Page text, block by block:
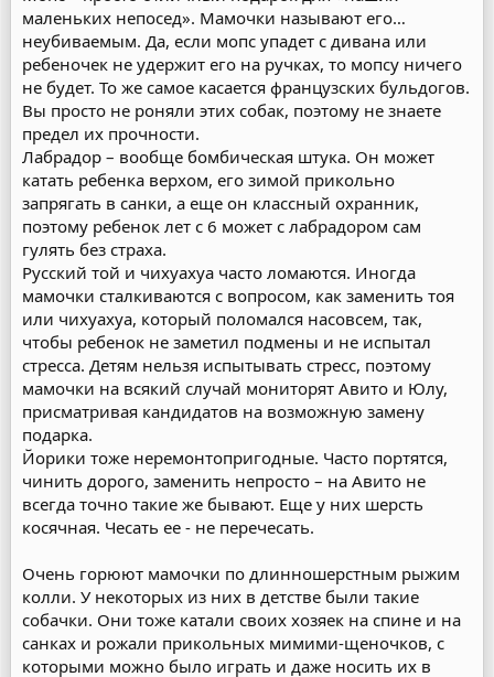
маленьких непосед». Мамочки называют его…
неубиваемым. Да, если мопс упадет с дивана или
ребеночек не удержит его на ручках, то мопсу ничего
не будет. То же самое касается французских бульдогов.
Вы просто не роняли этих собак, поэтому не знаете
предел их прочности.
Лабрадор – вообще бомбическая штука. Он может
катать ребенка верхом, его зимой прикольно
запрягать в санки, а еще он классный охранник,
поэтому ребенок лет с 6 может с лабрадором сам
гулять без страха.
Русский той и чихуахуа часто ломаются. Иногда
мамочки сталкиваются с вопросом, как заменить тоя
или чихуахуа, который поломался насовсем, так,
чтобы ребенок не заметил подмены и не испытал
стресса. Детям нельзя испытывать стресс, поэтому
мамочки на всякий случай мониторят Авито и Юлу,
присматривая кандидатов на возможную замену
подарка.
Йорики тоже неремонтопригодные. Часто портятся,
чинить дорого, заменить непросто – на Авито не
всегда точно такие же бывают. Еще у них шерсть
косячная. Чесать ее - не перечесать.
Очень горюют мамочки по длинношерстным рыжим
колли. У некоторых из них в детстве были такие
собачки. Они тоже катали своих хозяек на спине и на
санках и рожали прикольных мимими-щеночков, с
которыми можно было играть и даже носить их в